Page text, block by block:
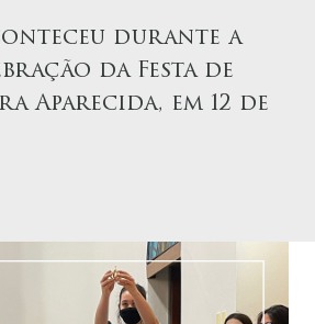
durante a
da Festa de
Aparecida, em 12 de